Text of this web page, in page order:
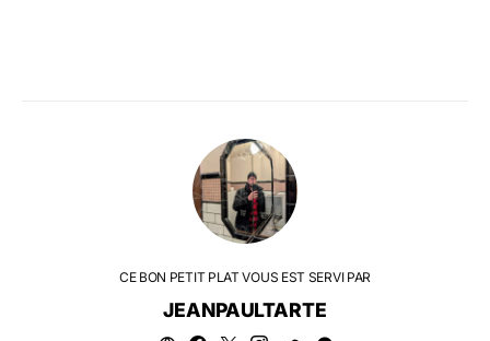
CE BON PETIT PLAT VOUS EST SERVI PAR
JEANPAULTARTE